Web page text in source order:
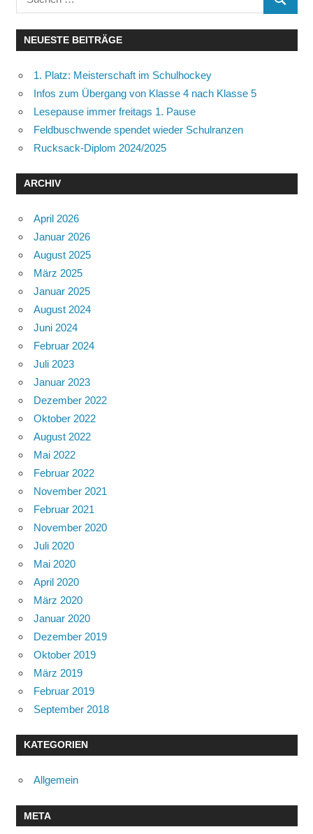
nach:
SUCHEN
NEUESTE BEITRÄGE
1. Platz: Meisterschaft im Schulhockey
Infos zum Übergang von Klasse 4 nach Klasse 5
Lesepause immer freitags 1. Pause
Feldbuschwende spendet wieder Schulranzen
Rucksack-Diplom 2024/2025
ARCHIV
April 2026
Januar 2026
August 2025
März 2025
Januar 2025
August 2024
Juni 2024
Februar 2024
Juli 2023
Januar 2023
Dezember 2022
Oktober 2022
August 2022
Mai 2022
Februar 2022
November 2021
Februar 2021
November 2020
Juli 2020
Mai 2020
April 2020
März 2020
Januar 2020
Dezember 2019
Oktober 2019
März 2019
Februar 2019
September 2018
KATEGORIEN
Allgemein
META